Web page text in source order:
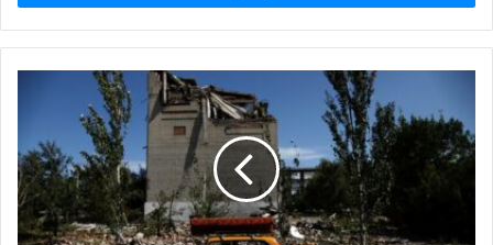
ب
ر
ل